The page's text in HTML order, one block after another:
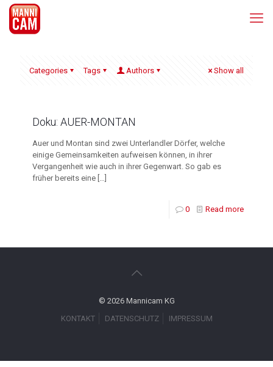
Categories Tags Authors Show all
Doku: AUER-MONTAN
Auer und Montan sind zwei Unterlandler Dörfer, welche
einige Gemeinsamkeiten aufweisen können, in ihrer
Vergangenheit wie auch in ihrer Gegenwart. So gab es
früher bereits eine […]
0 Read more
© 2026 Mannicam KG
KONTAKT
DATENSCHUTZ IMPRESSUM